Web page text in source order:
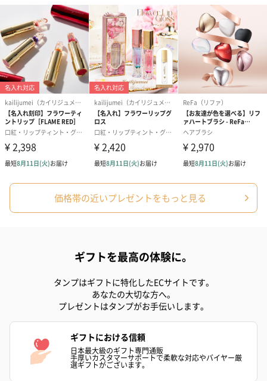
価格帯の近いプレゼントをもっと見る
ギフトを最高の体験に。
タンプはギフトに特化したECサイトです。
あなたの大切な方へ。
プレゼントはタンプがお手伝いします。
ギフトにおける信頼
日本最大級のギフト専門通販
手厚いカスタマーサポートで柔軟な対応やバイヤー厳
選ギフトがございます。